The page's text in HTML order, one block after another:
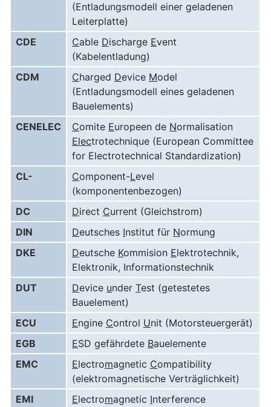
(Entladungsmodell einer geladenen
Leiterplatte)
CDE
Cable Discharge Event
(Kabelentladung)
CDM
Charged Device Model
(Entladungsmodell eines geladenen
Bauelements)
CENELEC
Comite Europeen de Normalisation
Electrotechnique (European Committee
for Electrotechnical Standardization)
CL-
Component-Level
(komponentenbezogen)
DC
Direct Current (Gleichstrom)
DIN
Deutsches Institut für Normung
DKE
Deutsche Kommision Elektrotechnik,
Elektronik, Informationstechnik
DUT
Device under Test (getestetes
Bauelement)
ECU
Engine Control Unit (Motorsteuergerät)
EGB
ESD gefährdete Bauelemente
EMC
Electromagnetic Compatibility
(elektromagnetische Verträglichkeit)
EMI
Electromagnetic Interference